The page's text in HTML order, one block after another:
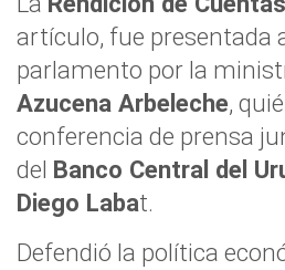
artículo, fue presentada
parlamento por la
Azucena Arbeleche,
conferencia de prensa
del Banco Central del
Diego Labat.
Defendió la política